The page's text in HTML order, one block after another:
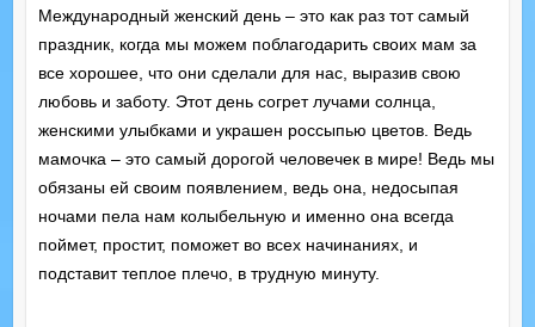
Международный женский день – это как раз тот самый
праздник, когда мы можем поблагодарить своих мам за
все хорошее, что они сделали для нас, выразив свою
любовь и заботу. Этот день согрет лучами солнца,
женскими улыбками и украшен россыпью цветов. Ведь
мамочка – это самый дорогой человечек в мире! Ведь мы
обязаны ей своим появлением, ведь она, недосыпая
ночами пела нам колыбельную и именно она всегда
поймет, простит, поможет во всех начинаниях, и
подставит теплое плечо, в трудную минуту.